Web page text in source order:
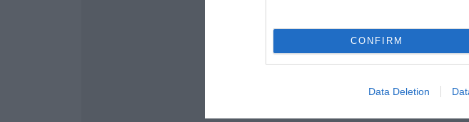
CONFIRM
Data Deletion